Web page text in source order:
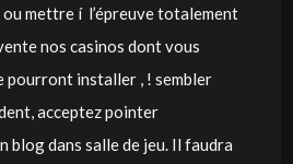
ou mettre í l’épreuve totalement
nos casinos dont vous
pourront installer , ! sembler
acceptez pointer
blog dans salle de jeu. Il faudra